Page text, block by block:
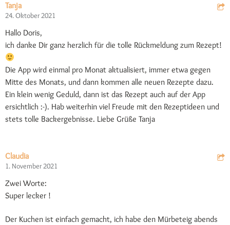
Tanja
24. Oktober 2021
Hallo Doris,
ich danke Dir ganz herzlich für die tolle Rückmeldung zum Rezept!
Die App wird einmal pro Monat aktualisiert, immer etwa gegen
Mitte des Monats, und dann kommen alle neuen Rezepte dazu.
Ein klein wenig Geduld, dann ist das Rezept auch auf der App
ersichtlich :-). Hab weiterhin viel Freude mit den Rezeptideen und
stets tolle Backergebnisse. Liebe Grüße Tanja
Claudia
1. November 2021
Zwei Worte:
Super lecker !
Der Kuchen ist einfach gemacht, ich habe den Mürbeteig abends